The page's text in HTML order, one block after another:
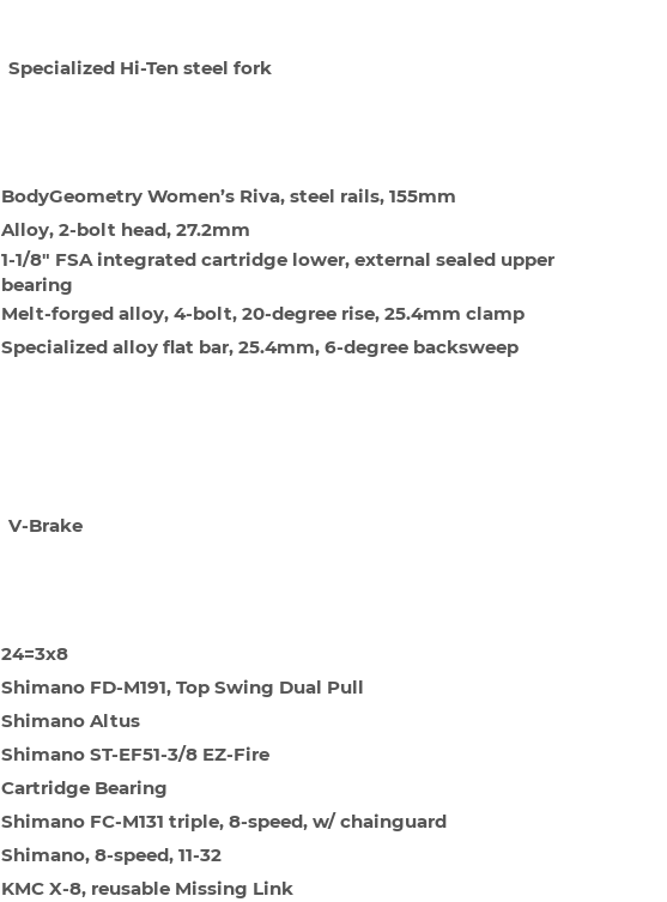
Specialized Hi-Ten steel fork
BodyGeometry Women’s Riva, steel rails, 155mm
Alloy, 2-bolt head, 27.2mm
1-1/8" FSA integrated cartridge lower, external sealed upper
bearing
Melt-forged alloy, 4-bolt, 20-degree rise, 25.4mm clamp
Specialized alloy flat bar, 25.4mm, 6-degree backsweep
V-Brake
24=3x8
Shimano FD-M191, Top Swing Dual Pull
Shimano Altus
Shimano ST-EF51-3/8 EZ-Fire
Cartridge Bearing
Shimano FC-M131 triple, 8-speed, w/ chainguard
Shimano, 8-speed, 11-32
KMC X-8, reusable Missing Link